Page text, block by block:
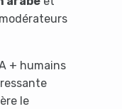
+ humains
le